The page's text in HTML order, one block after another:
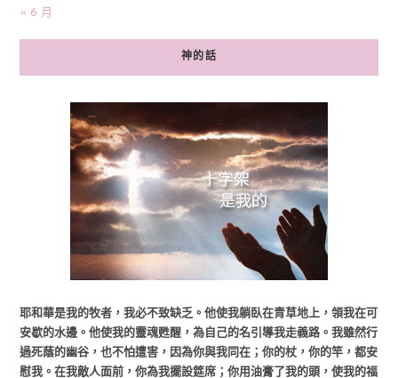
« 6 月
神的話
耶和華是我的牧者，我必不致缺乏。他使我躺臥在青草地上，領我在可
安歇的水邊。他使我的靈魂甦醒，為自己的名引導我走義路。我雖然行
過死蔭的幽谷，也不怕遭害，因為你與我同在；你的杖，你的竿，都安
慰我。在我敵人面前，你為我擺設筵席；你用油膏了我的頭，使我的福